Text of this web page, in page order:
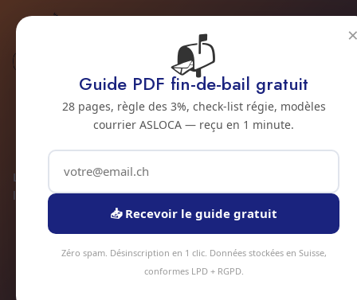
Habitat spécifique
Nettoyage loft
industriel à Sierre
Loft industriel ou réhabilité à Sierre ? Nos équipes maîtrisent
les grands volumes : verrières hauteur, béton ciré, structures
métalliques apparentes, sols époxy.
Devis instantané
📬
Guide PDF fin-de-bail gratuit
28 pages, règle des 3%, check-list régie, modèles
courrier ASLOCA — reçu en 1 minute.
📥 Recevoir le guide gratuit
Zéro spam. Désinscription en 1 clic. Données stockées en Suisse,
conformes LPD + RGPD.